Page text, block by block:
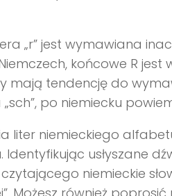
„r” jest wymawiana
końcowe R
mają tendencję do
po niemiecku
liter niemieckiego
usłyszane
niemieckie